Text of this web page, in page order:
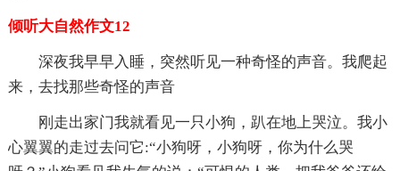
倾听大自然作文12
深夜我早早入睡，突然听见一种奇怪的声音。我爬起
来，去找那些奇怪的声音
刚走出家门我就看见一只小狗，趴在地上哭泣。我小
心翼翼的走过去问它:“小狗呀，小狗呀，你为什么哭